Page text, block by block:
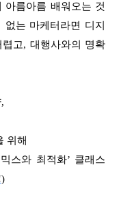
아름아름 배워오는 것
없는 마케터라면 디지
고, 대행사와의 명확
위해
스와 최적화’ 클래스